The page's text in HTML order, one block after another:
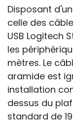
Disposant
celle des
USB Logitech
les
mètres. Le
aramide est
installation
dessus du
standard de